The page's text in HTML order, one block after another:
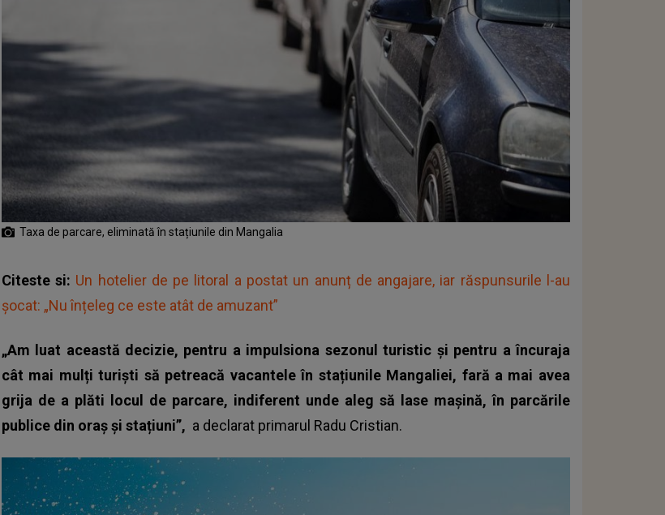
Taxa de parcare, eliminată în stațiunile din Mangalia
Citeste si: Un hotelier de pe litoral a postat un anunț de angajare, iar răspunsurile l-au
șocat: „Nu înțeleg ce este atât de amuzant”
„Am luat această decizie, pentru a impulsiona sezonul turistic și pentru a încuraja
cât mai mulți turiști să petreacă vacantele în stațiunile Mangaliei, fară a mai avea
grija de a plăti locul de parcare, indiferent unde aleg să lase mașină, în parcările
publice din oraș și stațiuni”, a declarat primarul Radu Cristian.